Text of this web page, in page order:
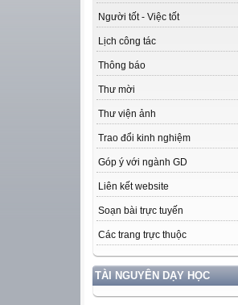
Người tốt - Việc tốt
Lịch công tác
Thông báo
Thư mời
Thư viện ảnh
Trao đổi kinh nghiệm
Góp ý với ngành GD
Liên kết website
Soạn bài trực tuyến
Các trang trực thuộc
TÀI NGUYÊN DẠY HỌC